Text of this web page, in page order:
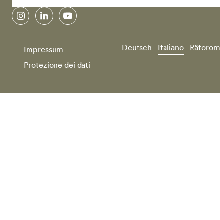
instagramlinkedinyoutube
Impressum
Protezione dei dati
Deutsch Italiano